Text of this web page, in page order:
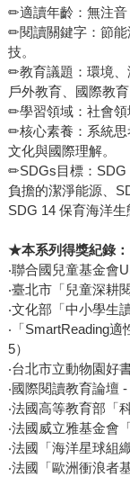
✏適讀年齡：無注音
✏閱讀關鍵字：節能
技。
✏教育議題：環境、
戶外教育、國際教育
✏學習領域：社會領
✏核心素養：系統思
文化與國際理解。
✏SDGs目標：SDG
負擔的潔淨能源、
SDG 14 保育海洋生
★本系列得獎紀錄：
‧聯合國兒童基金會
‧臺北市「兒童深耕
‧文化部「中小學生
‧「SmartReading
5）
‧台北市立動物園好
‧國際閱讀教育論壇
‧法國高等教育部「
‧法國威立雅基金會
‧法國「海洋星球組
‧法國「歐洲衝浪者